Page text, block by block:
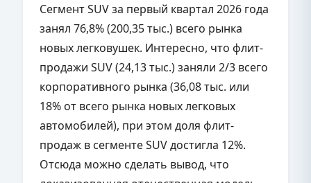
Сегмент SUV за первый квартал 2026 года
занял 76,8% (200,35 тыс.) всего рынка
новых легковушек. Интересно, что флит-
продажи SUV (24,13 тыс.) заняли 2/3 всего
корпоративного рынка (36,08 тыс. или
18% от всего рынка новых легковых
автомобилей), при этом доля флит-
продаж в сегменте SUV достигла 12%.
Отсюда можно сделать вывод, что